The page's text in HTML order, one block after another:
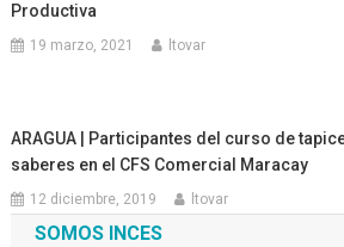
Productiva
19 marzo, 2021 ltovar
ARAGUA | Participantes del curso de
saberes en el CFS Comercial Maracay
12 diciembre, 2019 ltovar
SOMOS INCES